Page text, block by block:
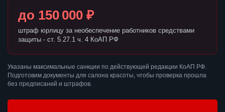
до 150 000 ₽
штраф юрлицу за необеспечение работников средствами
защиты - ст. 5.27.1 ч. 4 КоАП РФ
Указаны максимальные санкции по действующей редакции КоАП РФ.
Подготовим документы для салона красоты, чтобы проверка прошла
без предписаний и штрафов.